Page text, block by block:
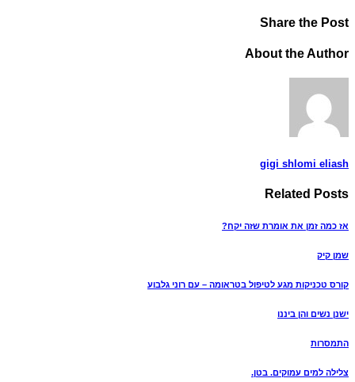
Share the Post
About the Author
gigi shlomi eliash
Related Posts
אז כמה זמן את אומרת שזה יקח?
שמן קיק
קורס טכניקות מגע לטיפול בטראומה – עם רוני גלבוע
ישנן נשים והן ביננו
התמסרות
צלילה למים עמוקים. בטן.